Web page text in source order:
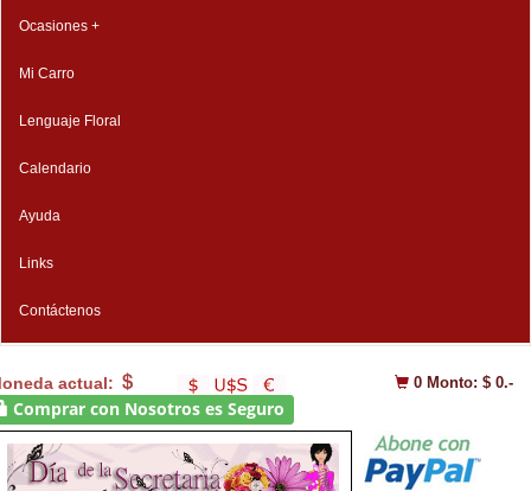
Ocasiones +
Mi Carro
Lenguaje Floral
Calendario
Ayuda
Links
Contáctenos
actual: 0 Monto: $ 0.-
Comprar con Nosotros es Seguro